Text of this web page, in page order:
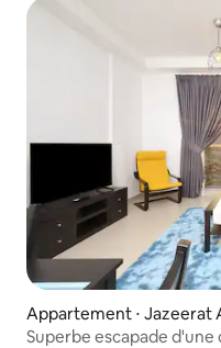
Appartement ⋅ Jazeerat
Superbe escapade d'une